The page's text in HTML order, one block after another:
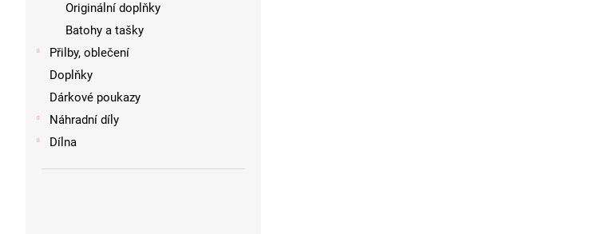
Originální doplňky
Batohy a tašky
Přilby, oblečení
Doplňky
Dárkové poukazy
Náhradní díly
Dílna